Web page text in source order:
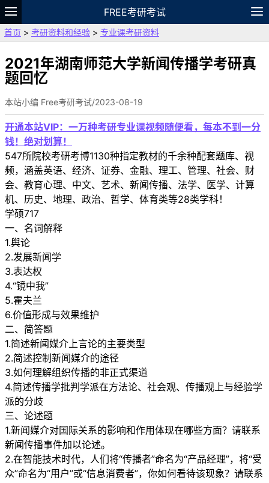
FREE考研考试
题库
故事 专题 APP
VIP
资料
首页 > 考研资料和经验 > 专业课考研资料
2021年湖南师范大学新闻传播学考研真
题回忆
本站小编 Free考研考试/2023-08-19
开通本站VIP：一万种考研专业课视频随便看，每本不到一分
钱！绝对划算！
547所院校考研考博1130种指定教材的千余种配套题库、视
频，涵盖英语、经济、证券、金融、理工、管理、社会、财
会、教育心理、中文、艺术、新闻传播、法学、医学、计算
机、历史、地理、政治、哲学、体育类等28类学科！
学硕717
一、名词解释
1.舆论
2.发展新闻学
3.表达权
4.“镜中我”
5.霍夫兰
6.价值形成与效果维护
二、简答题
1.简述新闻媒介上言论的主要类型
2.简述控制新闻媒介的途径
3.如何理解组织传播的非正式渠道
4.简述传播学批判学派在方法论、社会观、传播观上与经验学
派的分歧
三、论述题
1.新闻媒介对国际关系的影响和作用体现在哪些方面？请联系
新闻传播事件加以论述。
2.在智能技术时代，人们将“传播者”命名为“产品经理”，将“受
众”命名为“用户”或“信息消费者”，你如何看待该现象？请联系